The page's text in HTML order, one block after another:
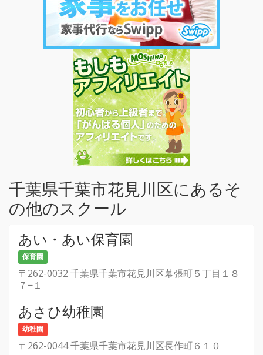
千葉県千葉市花見川区にあるそ
の他のスクール
あい・あい保育園
保育園
〒262-0032 千葉県千葉市花見川区幕張町５丁目１８
７−１
あさひ幼稚園
幼稚園
〒262-0044 千葉県千葉市花見川区長作町６１０